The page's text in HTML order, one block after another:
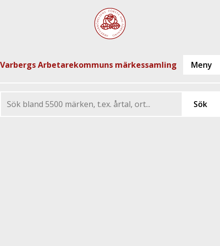
Varbergs Arbetarekommuns märkessamling